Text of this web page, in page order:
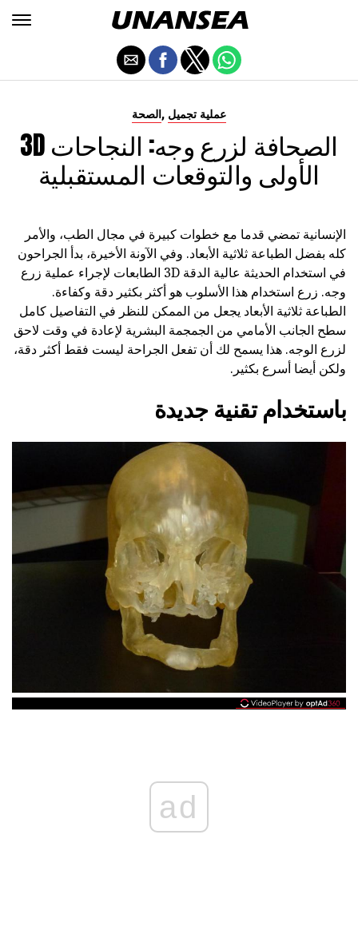
الصحة , عملية تجميل
3D الصحافة لزرع وجه: النجاحات
الأولى والتوقعات المستقبلية
الإنسانية تمضي قدما مع خطوات كبيرة في مجال الطب، والأمر
كله بفضل الطباعة ثلاثية الأبعاد. وفي الآونة الأخيرة، بدأ الجراحون
في استخدام الحديثة عالية الدقة 3D الطابعات لإجراء عملية زرع
وجه. زرع استخدام هذا الأسلوب هو أكثر بكثير دقة وكفاءة.
الطباعة ثلاثية الأبعاد يجعل من الممكن للنظر في التفاصيل كامل
سطح الجانب الأمامي من الجمجمة البشرية لإعادة في وقت لاحق
لزرع الوجه. هذا يسمح لك أن تفعل الجراحة ليست فقط أكثر دقة،
ولكن أيضا أسرع بكثير.
باستخدام تقنية جديدة
ad